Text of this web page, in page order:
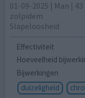
01-09-2025 | Man | 43
zolpidem
Slapeloosheid
Effectiviteit
Hoeveelheid
Bijwerkingen
duizeligheid